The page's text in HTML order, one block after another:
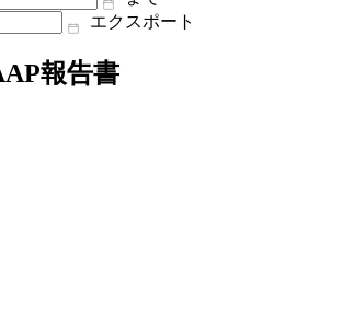
エクスポート
報告書